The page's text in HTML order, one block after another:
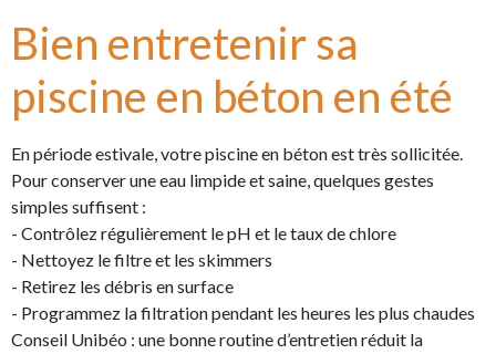
Bien entretenir sa
piscine en béton en été
En période estivale, votre piscine en béton est très sollicitée.
Pour conserver une eau limpide et saine, quelques gestes
simples suffisent :
- Contrôlez régulièrement le pH et le taux de chlore
- Nettoyez le filtre et les skimmers
- Retirez les débris en surface
- Programmez la filtration pendant les heures les plus chaudes
Conseil Unibéo : une bonne routine d’entretien réduit la